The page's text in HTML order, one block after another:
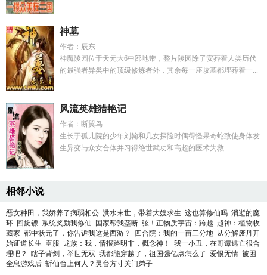
神墓
作者：辰东
神魔陵园位于天元大6中部地带，整片陵园除了安葬着人类历代
的最强者异类中的顶级修炼者外，其余每一座坟墓都埋葬着一...
风流英雄猎艳记
作者：断翼鸟
生长于孤儿院的少年刘翰和几女探险时偶得怪果奇蛇致使身体发
生异变与众女合体并习得绝世武功和高超的医术为救...
相邻小说
恶女种田，我娇养了病弱相公 洪水末世，带着大嫂求生 这也算修仙吗 消逝的魔
环 回旋镖 系统奖励我修仙 国家帮我垄断 弦！正物质宇宙：跨越 超神：植物收
藏家 都中状元了，你告诉我这是西游？ 四合院：我的一亩三分地 从分解废丹开
始证道长生
臣服 龙族：我，情报路明非，概念神！
我一小丑，在哥谭逃亡很合
理吧？
瞎子背剑，举世无双 我都能穿越了，祖国强亿点怎么了 爱恨无情 被困
全息游戏后 斩仙台上何人？灵台方寸关门弟子